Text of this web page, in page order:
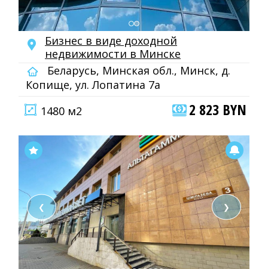
Бизнес в виде доходной
недвижимости в Минске
Беларусь, Минская обл., Минск, д.
Копище, ул. Лопатина 7а
1480 м2
2 823 BYN
❮ ❯